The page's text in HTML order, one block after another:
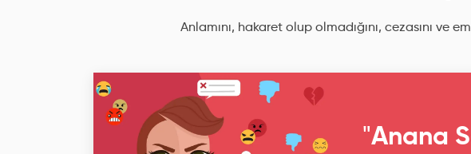
Anlamını, hakaret olup olmadığını, cezasını ve
"Anana